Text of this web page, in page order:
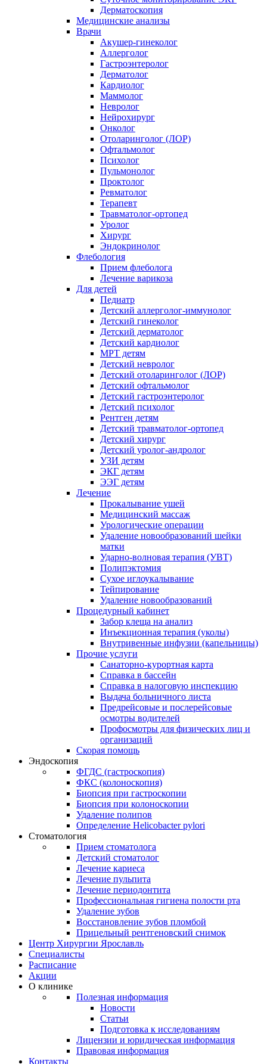
Дерматоскопия
Медицинские анализы
Врачи
Акушер-гинеколог
Аллерголог
Гастроэнтеролог
Дерматолог
Кардиолог
Маммолог
Невролог
Нейрохирург
Онколог
Отоларинголог (ЛОР)
Офтальмолог
Психолог
Пульмонолог
Проктолог
Ревматолог
Терапевт
Травматолог-ортопед
Уролог
Хирург
Эндокринолог
Флебология
Прием флеболога
Лечение варикоза
Для детей
Педиатр
Детский аллерголог-иммунолог
Детский гинеколог
Детский дерматолог
Детский кардиолог
МРТ детям
Детский невролог
Детский отоларинголог (ЛОР)
Детский офтальмолог
Детский гастроэнтеролог
Детский психолог
Рентген детям
Детский травматолог-ортопед
Детский хирург
Детский уролог-андролог
УЗИ детям
ЭКГ детям
ЭЭГ детям
Лечение
Прокалывание ушей
Медицинский массаж
Урологические операции
Удаление новообразований шейки
матки
Ударно-волновая терапия (УВТ)
Полипэктомия
Сухое иглоукалывание
Тейпирование
Удаление новообразований
Процедурный кабинет
Забор клеща на анализ
Инъекционная терапия (уколы)
Внутривенные инфузии (капельницы)
Прочие услуги
Санаторно-курортная карта
Справка в бассейн
Справка в налоговую инспекцию
Выдача больничного листа
Предрейсовые и послерейсовые
осмотры водителей
Профосмотры для физических лиц и
организаций
Скорая помощь
Эндоскопия
ФГДС (гастроскопия)
ФКС (колоноскопия)
Биопсия при гастроскопии
Биопсия при колоноскопии
Удаление полипов
Определение Helicobacter pylori
Стоматология
Прием стоматолога
Детский стоматолог
Лечение кариеса
Лечение пульпита
Лечение периодонтита
Профессиональная гигиена полости рта
Удаление зубов
Восстановление зубов пломбой
Прицельный рентгеновский снимок
Центр Хирургии Ярославль
Специалисты
Расписание
Акции
О клинике
Полезная информация
Новости
Статьи
Подготовка к исследованиям
Лицензии и юридическая информация
Правовая информация
Контакты